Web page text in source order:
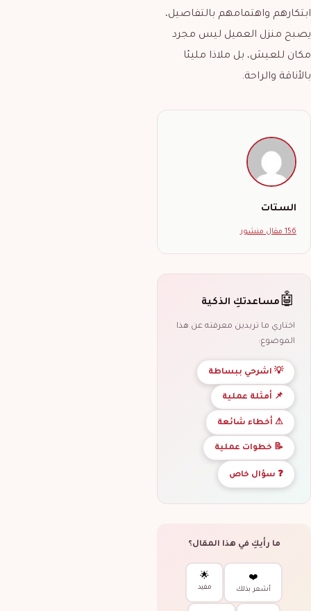
ابتكارهم واهتمامهم بالتفاصيل،
يصبح منزل العميل ليس مجرد
مكان للعيش، بل ملاذا مليئا
بالأناقة والراحة.
الستات
156 مقال منشور
🤖 مساعدتكِ الذكية
اختاري ما تريدين معرفته عن هذا
الموضوع:
💡 اشرحي ببساطة
📌 أمثلة عملية
⚠ أخطاء شائعة
📝 خطوات عملية
❓ سؤال خاص
ما رأيكِ في هذا المقال؟
❤️
أشعر بذلك
🌟
مفيد